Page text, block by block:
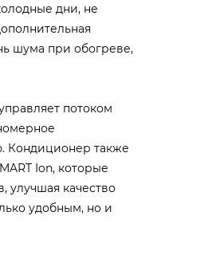
дни, не
шума при обогреве,
потоком
Кондиционер также
Ion, которые
улучшая качество
удобным, но и